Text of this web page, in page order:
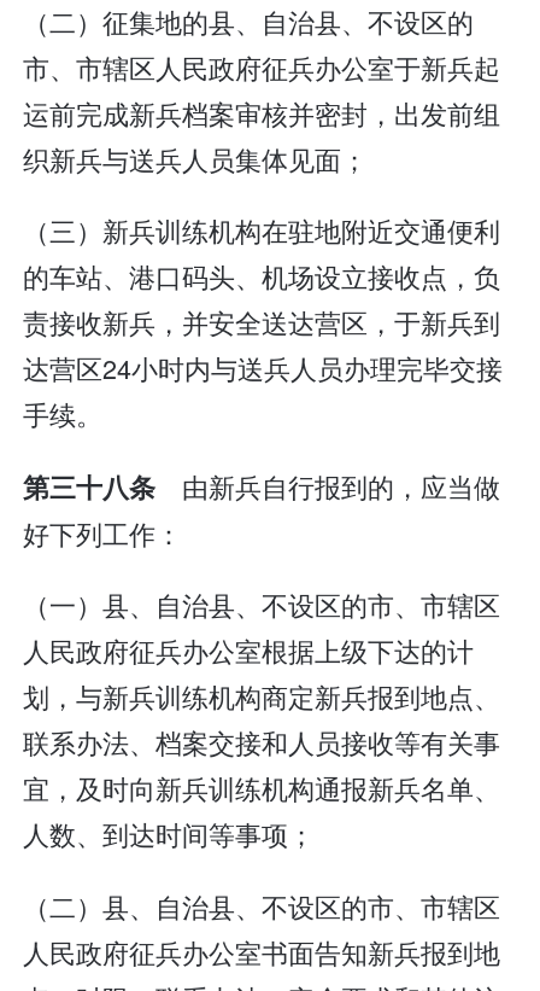
（二）征集地的县、自治县、不设区的
市、市辖区人民政府征兵办公室于新兵起
运前完成新兵档案审核并密封，出发前组
织新兵与送兵人员集体见面；
（三）新兵训练机构在驻地附近交通便利
的车站、港口码头、机场设立接收点，负
责接收新兵，并安全送达营区，于新兵到
达营区24小时内与送兵人员办理完毕交接
手续。
第三十八条 由新兵自行报到的，应当做
好下列工作：
（一）县、自治县、不设区的市、市辖区
人民政府征兵办公室根据上级下达的计
划，与新兵训练机构商定新兵报到地点、
联系办法、档案交接和人员接收等有关事
宜，及时向新兵训练机构通报新兵名单、
人数、到达时间等事项；
（二）县、自治县、不设区的市、市辖区
人民政府征兵办公室书面告知新兵报到地